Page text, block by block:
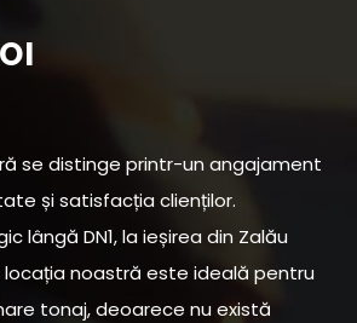
se distinge printr-un angajament
și satisfacția clienților.
lângă DN1, la ieșirea din Zalău
noastră este ideală pentru
tonaj, deoarece nu există